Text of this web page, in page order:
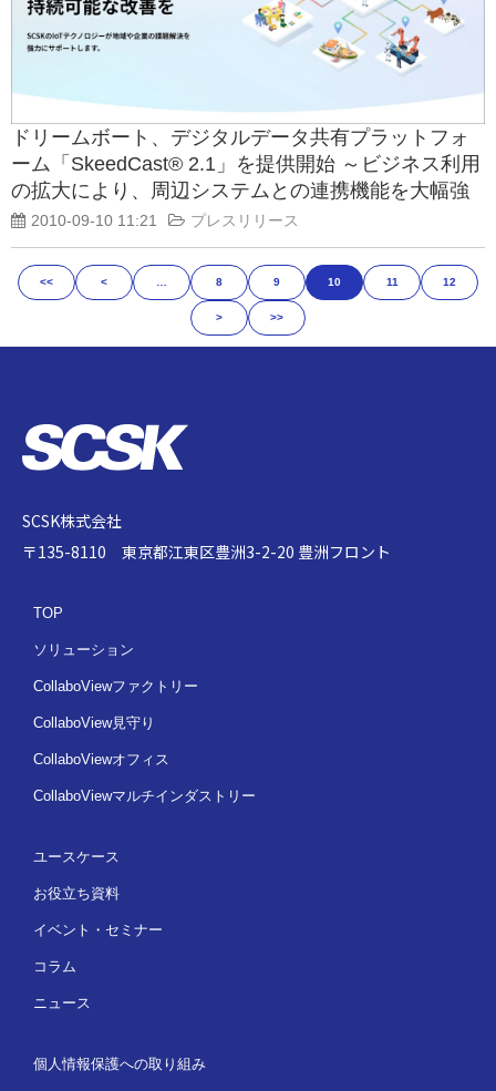
ドリームボート、デジタルデータ共有プラットフォ
ーム「SkeedCast® 2.1」を提供開始 ～ビジネス利用
の拡大により、周辺システムとの連携機能を大幅強
化～2010-09-10 11:21 プレスリリース
<< < 8 9 10 11 12
> >>
SCSK株式会社
〒135-8110 東京都江東区豊洲3-2-20 豊洲フロント
TOP
ソリューション
CollaboViewファクトリー
CollaboView見守り
CollaboViewオフィス
CollaboViewマルチインダストリー
ユースケース
お役立ち資料
イベント・セミナー
コラム
ニュース
個人情報保護への取り組み